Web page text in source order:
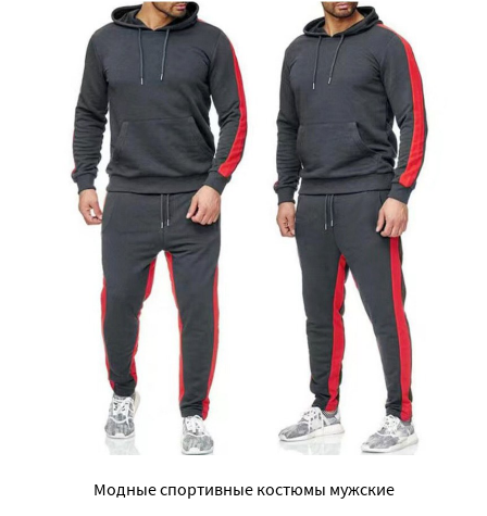
Модные спортивные костюмы мужские